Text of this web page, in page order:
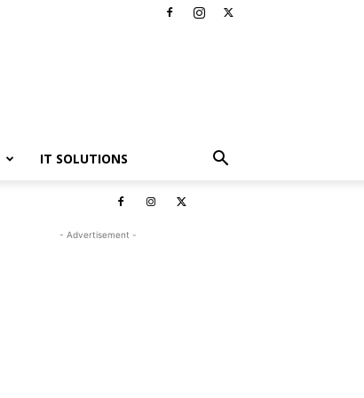
IT SOLUTIONS
- Advertisement -